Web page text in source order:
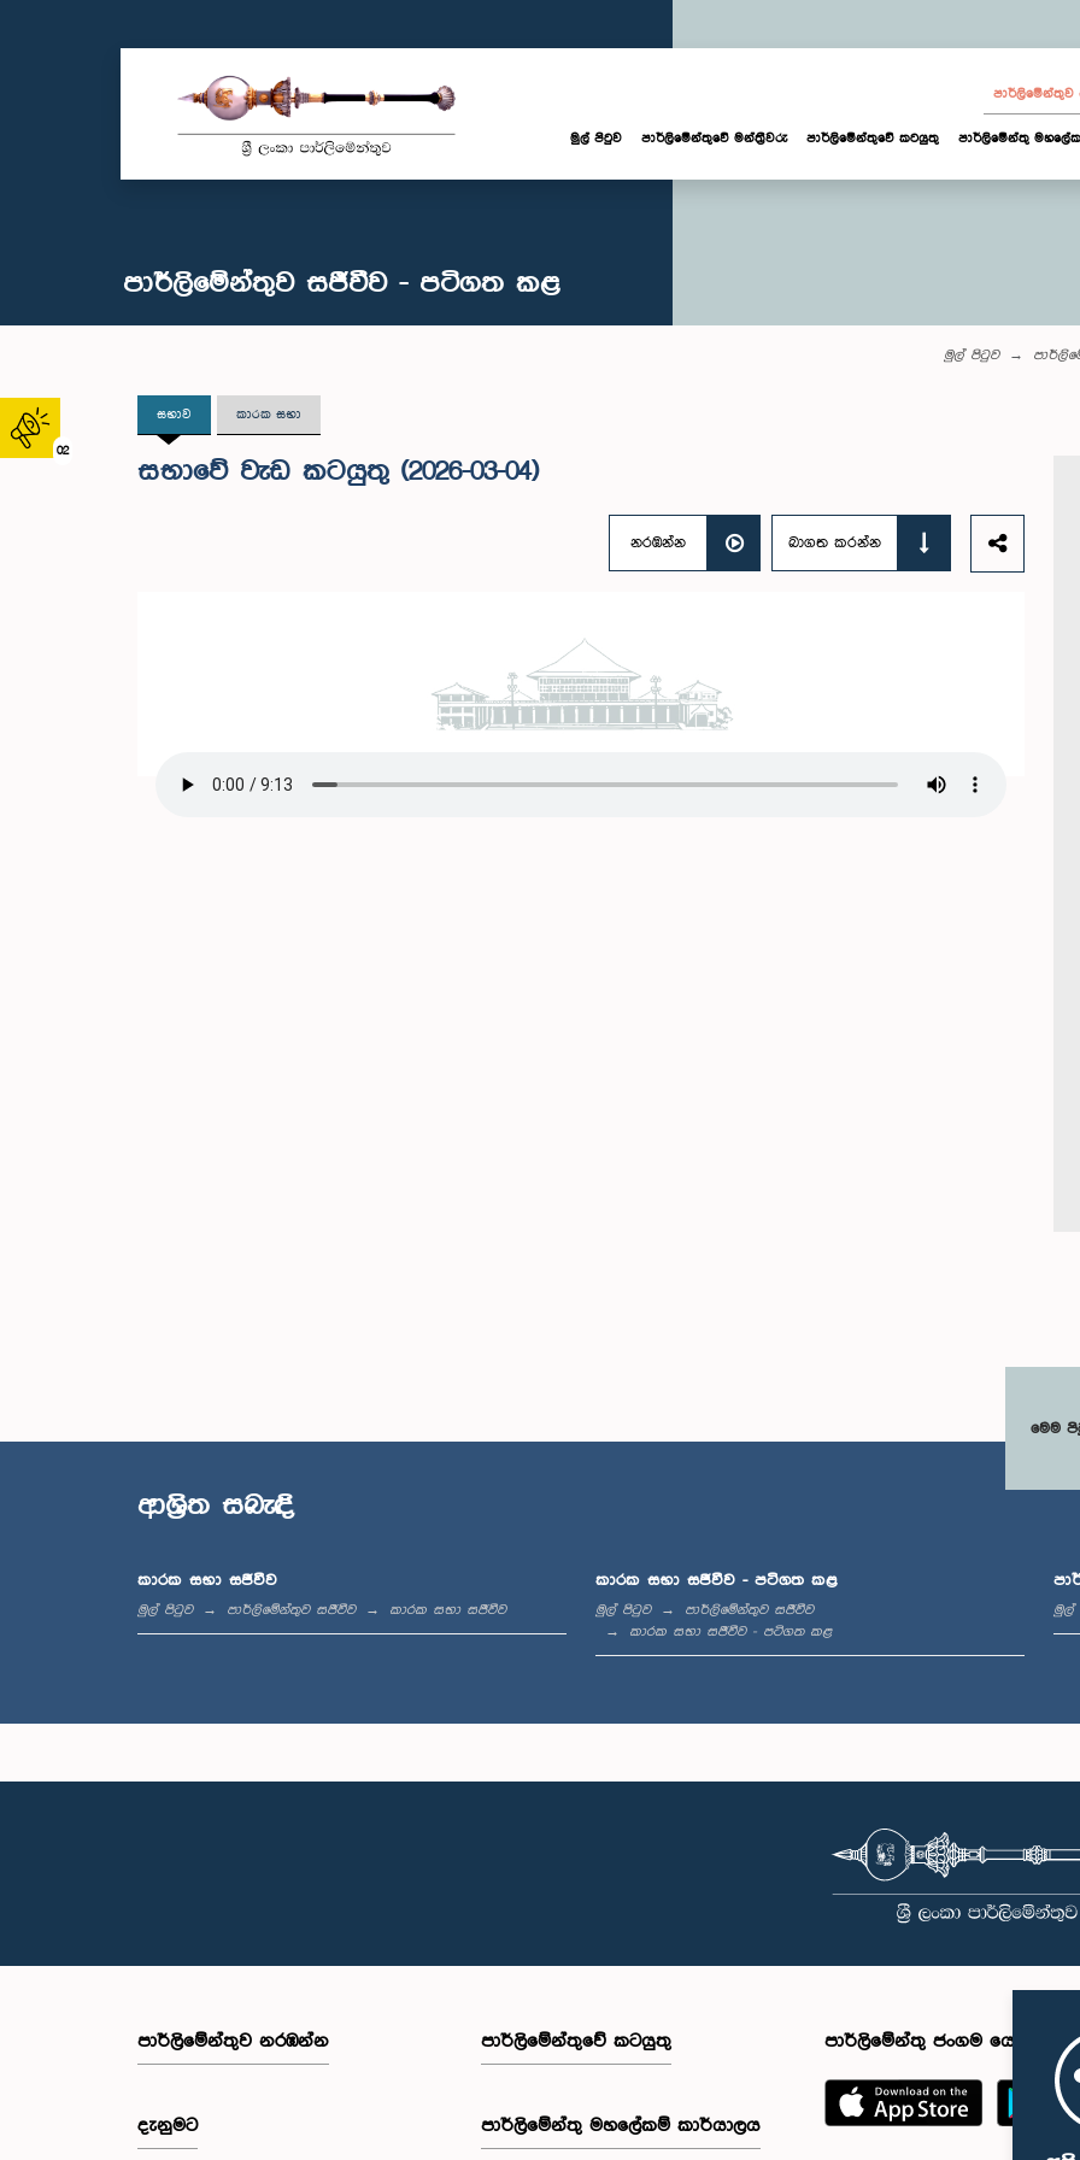
02
පාර්ලි‌මේන්තුව
මුල් පිටුව පාර්ලි‌මේන්තුවේ මන්ත්‍රීවරු පාර්ලිමේන්තුවේ කටයුතු පාර්ලිමේන්තු
පාර්ලිමේන්තුව සජීවීව - පටිගත කළ
මුල් පිටුව
සභාව කාරක සභා
සභාවේ වැඩ කටයුතු (2026-03-04)
නරඹන්න බාගත කරන්න
මෙම
ආශ්‍රිත සබැඳි
කාරක සභා සජීවීව
මුල් පිටුව පාර්ලිමේන්තුව සජීවීව කාරක සභා සජීවීව
කාරක සභා සජීවීව - පටිගත කළ
මුල් පිටුව
පාර්ලිමේන්තුව සජීවීව
කාරක සභා සජීවීව - පටිගත කළ
මුල්
පාර්ලි‌මේන්තුව නරඹන්න
දැනුමට
පාර්ලිමේන්තුවේ කටයුතු
පාර්ලිමේන්තු මහලේකම් කාර්යාලය
පාර්ලිමේන්තු ජංගම යෙදුම